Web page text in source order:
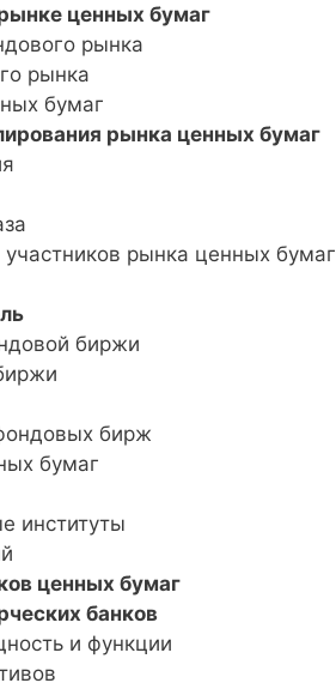
ценных бумаг
рынка
рынка
бумаг
рынка ценных бумаг
рынка ценных бумаг
биржи
бирж
бумаг
институты
ценных бумаг
банков
и функции